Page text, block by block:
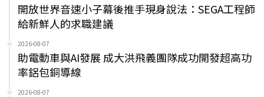
開放世界音速小子幕後推手現身說法：SEGA工程師
給新鮮人的求職建議
2026-08-07
助電動車與AI發展 成大洪飛義團隊成功開發超高功
率鋁包銅導線
2026-08-07